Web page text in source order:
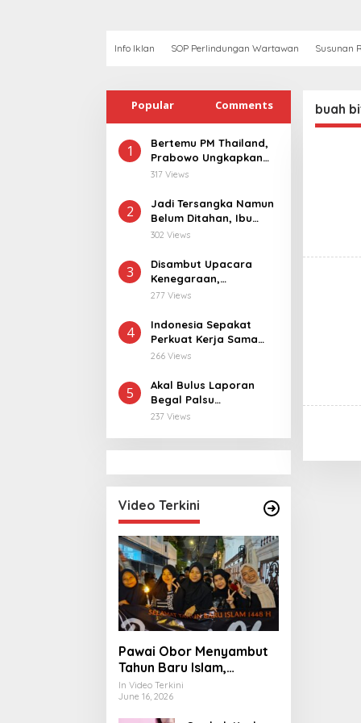
Info Iklan SOP Perlindungan Wartawan Susunan
Popular Comments
1
Bertemu PM Thailand,
Prabowo Ungkapkan
Duka Cita kepada Putri
Tahun ke Raja Thailand
317 Views
2
Jadi Tersangka Namun
Belum Ditahan, Ibu
Korban di Pekalongan
Keseriusan Polisi
Tangani Kasus
Rudapksa Sampai
302 Views
3
Disambut Upacara
Kenegaraan,
Kunjungan PM Anutin
Hubungan Indonesia-
Thailand
277 Views
4
Indonesia Sepakat
Perkuat Kerja Sama
dengan Thailand, dari
Ekonomi Digital
266 Views
5
Akal Bulus Laporan
Begal Palsu
Terbongkar, Polisi
237 Views
Video Terkini
Pawai Obor Menyambut
Tahun Baru Islam,
Bangkitkan Nilai
Persatuan di Palmerah
Jakbar
In Video Terkini
June 16, 2026
buah